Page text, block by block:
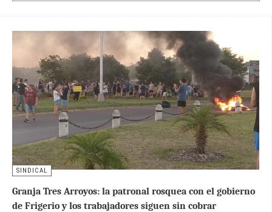
SINDICAL
Granja Tres Arroyos: la patronal rosquea con el gobierno
de Frigerio y los trabajadores siguen sin cobrar